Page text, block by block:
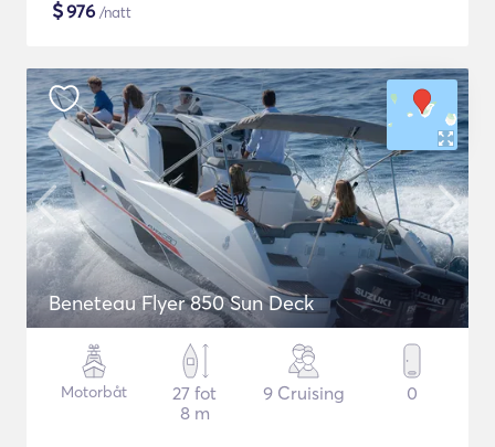
$976 /natt
Beneteau Flyer 850 Sun Deck
Motorbåt
27 fot
8 m
9 Cruising 0